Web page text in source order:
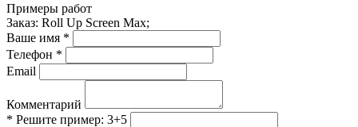
Примеры работ
Заказ: Roll Up Screen Max;
Ваше имя *
Телефон *
Email
Комментарий
* Решите пример: 3+5